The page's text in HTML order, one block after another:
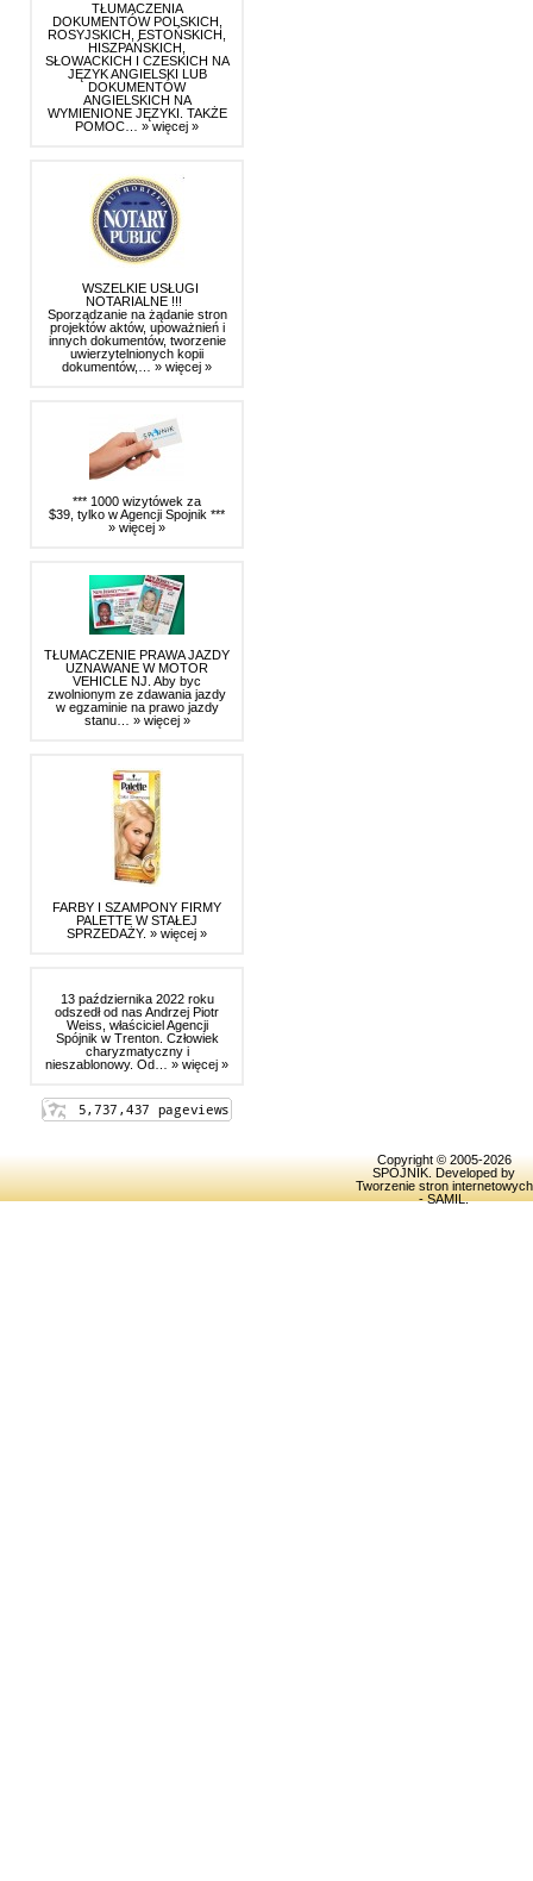
TŁUMACZENIA
DOKUMENTÓW POLSKICH,
ROSYJSKICH, ESTOŃSKICH,
HISZPAŃSKICH,
SŁOWACKICH I CZESKICH NA
JĘZYK ANGIELSKI LUB
DOKUMENTÓW
ANGIELSKICH NA
WYMIENIONE JĘZYKI. TAKŻE
POMOC… » więcej »
WSZELKIE USŁUGI
NOTARIALNE !!!
Sporządzanie na żądanie stron
projektów aktów, upoważnień i
innych dokumentów, tworzenie
uwierzytelnionych kopii
dokumentów,… » więcej »
*** 1000 wizytówek za
$39, tylko w Agencji Spojnik ***
» więcej »
TŁUMACZENIE PRAWA JAZDY
UZNAWANE W MOTOR
VEHICLE NJ. Aby byc
zwolnionym ze zdawania jazdy
w egzaminie na prawo jazdy
stanu… » więcej »
FARBY I SZAMPONY FIRMY
PALETTE W STAŁEJ
SPRZEDAŻY. » więcej »
13 października 2022 roku
odszedł od nas Andrzej Piotr
Weiss, właściciel Agencji
Spójnik w Trenton. Człowiek
charyzmatyczny i
nieszablonowy. Od… » więcej »
Copyright © 2005-2026
SPOJNIK . Developed by
Tworzenie stron internetowych
- SAMIL.